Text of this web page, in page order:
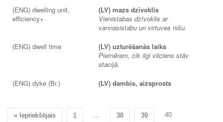
(ENG) dwelling unit,
efficiency+
(LV) mazs dzīvoklis
Vienistabas dzīvoklis ar
vannasistabu un virtuves nišu.
(ENG) dwell time
(LV) uzturēšanās laiks
Piemēram, cik ilgi vilciens stāv
stacijā.
(ENG) dyke (Br.)
(LV) dambis, aizsprosts
« Iepriekšējais 1 38 39 40